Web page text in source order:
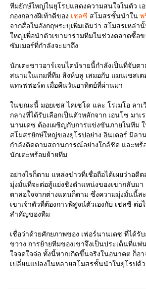
ทีมยักษ์ใหญ่ในยุโรปแสดงความสนใจในตัว เ
กองกลางฝีเท้าดีของ เชลซี สโมสรชั้นนำใน พ
จากสื่อในอังกฤษระบุเพิ่มเติมว่า สโมสรเหล่า
ใหญ่เพื่อนำตัวเขามาร่วมทีมในช่วงตลาดซื้อ
ซัมเมอร์ที่กำลังจะมาถึง
นักเตะชาวอาร์เจนไตน์รายนี้กำลังเป็นที่จับต
สนามในเกมที่ทีม สิงห์บลู เสมอกับ แมนเชสเต
แทรฟฟอร์ด เมื่อคืนวันอาทิตย์ที่ผ่านมา
ในขณะนี้ มอยเซส ไคเซโด และ โรเมโอ ลาเ
กลางที่ได้รับเลือกเป็นตัวหลักจาก เอนโซ มาเ
นานเดซ ต้องเผชิญกับการแข่งขันภายในทีม
สโมสรยักษ์ใหญ่ของยุโรปอย่าง อินเตอร์ มิลา
กำลังติดตามสถานการณ์อย่างใกล้ชิด และพร้
นักเตะพร้อมย้ายทีม
อย่างไรก็ตาม แหล่งข่าวที่เชื่อถือได้เผยว่าอดี
มุ่งมั่นที่จะต่อสู้แย่งชิงตำแหน่งของเขากลับม
ตาล่อใจจากต่างแดนก็ตาม ซึ่งความมุ่งมั่นนี้ส
เขาเจ้าตัวที่ต้องการพิสูจน์ตัวเองกับ เชลซี ต่
สำคัญของทีม
เชื่อว่าด้วยศักยภาพของ เฟอร์นานเดซ ที่ได้รั
ขวาง การย้ายทีมของเขาจึงเป็นประเด็นที่แฟ
ใจจดใจจ่อ ทั้งนี้หากเกิดขึ้นจริงในอนาคต ก็อ
เปลี่ยนแปลงในหลายสโมสรชั้นนำในยุโรปด้